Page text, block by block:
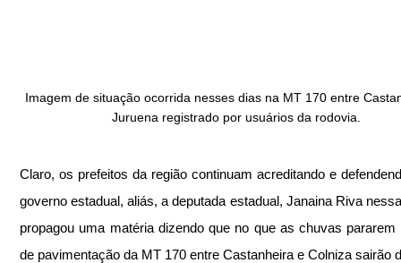
Imagem de situação ocorrida nesses dias na MT 170 entre
Juruena registrado por usuários da rodovia.
Claro, os prefeitos da região continuam acreditando e
governo estadual, aliás, a deputada estadual, Janaina Riva
propagou uma matéria dizendo que no que as chuvas pararem
de pavimentação da MT 170 entre Castanheira e Colniza sairão